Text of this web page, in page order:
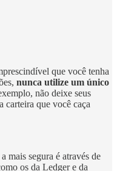
que você tenha
nunca utilize um único
não deixe seus
carteira que você caça
mais segura é através de
os da Ledger e da